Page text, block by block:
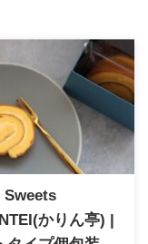
Sweets
かりん亭) |